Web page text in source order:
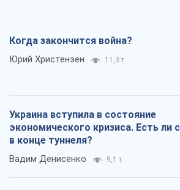
Когда закончится война?
Юрий Христензен 11,3 т.
Украина вступила в состояние
экономического кризиса. Есть ли
в конце туннеля?
Вадим Денисенко 9,1 т.